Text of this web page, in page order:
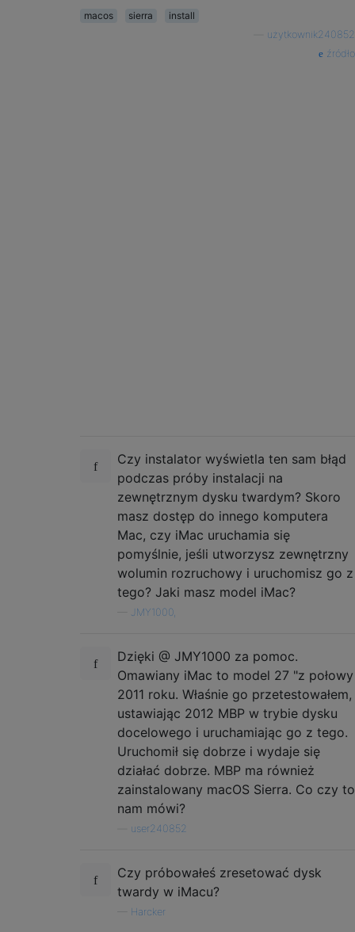
macos sierra
install
użytkownik240852
źródło
Czy instalator wyświetla ten sam błąd
podczas próby instalacji na
zewnętrznym dysku twardym? Skoro
masz dostęp do innego komputera
Mac, czy iMac uruchamia się
pomyślnie, jeśli utworzysz zewnętrzny
wolumin rozruchowy i uruchomisz go z
tego? Jaki masz model iMac?
JMY1000,
Dzięki @ JMY1000 za pomoc.
Omawiany iMac to model 27 "z połowy
2011 roku. Właśnie go przetestowałem,
ustawiając 2012 MBP w trybie dysku
docelowego i uruchamiając go z tego.
Uruchomił się dobrze i wydaje się
działać dobrze. MBP ma również
zainstalowany macOS Sierra. Co czy to
nam mówi?
user240852
Czy próbowałeś zresetować dysk
twardy w iMacu?
Harcker